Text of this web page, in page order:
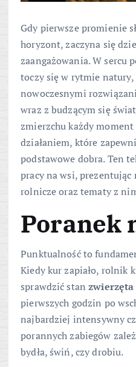
Gdy pierwsze promienie
horyzont, zaczyna się
zaangażowania. W sercu
toczy się w rytmie natury,
nowoczesnymi
wraz z budzącym się
zmierzchu każdy
działaniem, które
podstawowe dobra. Ten
pracy na wsi,
rolnicze oraz tematy z
Poranek
Punktualność to
Kiedy kur zapiało, rolnik
sprawdzić stanzwierzęta
pierwszych godzin po
najbardziej intensywny
porannych zabiegów
bydła, świń, czy drobiu.